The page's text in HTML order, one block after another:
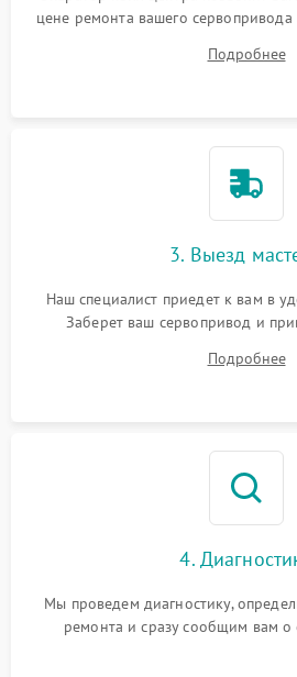
цене ремонта вашего сервопривода
Подробнее
3. Выезд
Наш специалист приедет к вам в
Заберет ваш сервопривод и
Подробнее
4.
Мы проведем диагностику,
ремонта и сразу сообщим вам о